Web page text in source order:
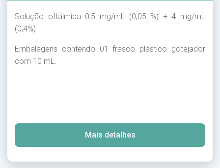
Solução oftálmica 0,5 mg/mL (0,05 %) + 4 mg/mL
(0,4%)
Embalagens contendo 01 frasco plástico gotejador
com 10 mL.
Mais detalhes